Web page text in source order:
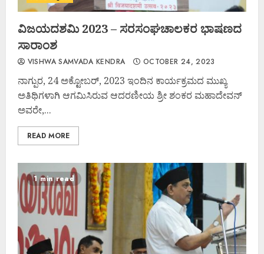
ವಿಜಯದಶಮಿ 2023 – ಸರಸಂಘಚಾಲಕರ ಭಾಷಣದ
ಸಾರಾಂಶ
VISHWA SAMVADA KENDRA OCTOBER 24, 2023
ನಾಗ್ಪುರ, 24 ಅಕ್ಟೋಬರ್, 2023 ಇಂದಿನ ಕಾರ್ಯಕ್ರಮದ ಮುಖ್ಯ
ಅತಿಥಿಗಳಾಗಿ ಆಗಮಿಸಿರುವ ಆದರಣೀಯ ಶ್ರೀ ಶಂಕರ ಮಹಾದೇವನ್
ಅವರೇ,...
READ MORE
1 min read